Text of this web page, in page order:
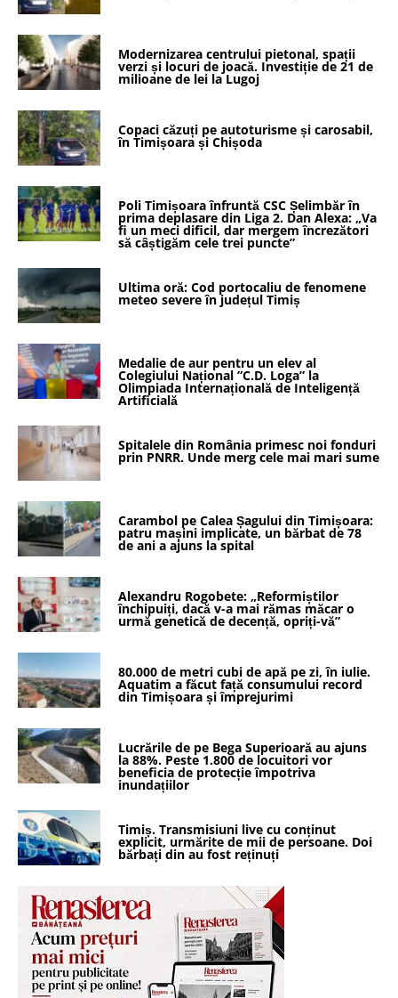
Modernizarea centrului pietonal, spații
verzi și locuri de joacă. Investiție de 21 de
milioane de lei la Lugoj
Copaci căzuți pe autoturisme și carosabil,
în Timișoara și Chișoda
Poli Timișoara înfruntă CSC Șelimbăr în
prima deplasare din Liga 2. Dan Alexa: „Va
fi un meci dificil, dar mergem încrezători
să câștigăm cele trei puncte”
Ultima oră: Cod portocaliu de fenomene
meteo severe în județul Timiș
Medalie de aur pentru un elev al
Colegiului Național ”C.D. Loga” la
Olimpiada Internațională de Inteligență
Artificială
Spitalele din România primesc noi fonduri
prin PNRR. Unde merg cele mai mari sume
Carambol pe Calea Șagului din Timișoara:
patru mașini implicate, un bărbat de 78
de ani a ajuns la spital
Alexandru Rogobete: „Reformiștilor
închipuiți, dacă v-a mai rămas măcar o
urmă genetică de decență, opriți-vă”
80.000 de metri cubi de apă pe zi, în iulie.
Aquatim a făcut față consumului record
din Timișoara și împrejurimi
Lucrările de pe Bega Superioară au ajuns
la 88%. Peste 1.800 de locuitori vor
beneficia de protecție împotriva
inundațiilor
Timiș. Transmisiuni live cu conținut
explicit, urmărite de mii de persoane. Doi
bărbați din au fost reținuți